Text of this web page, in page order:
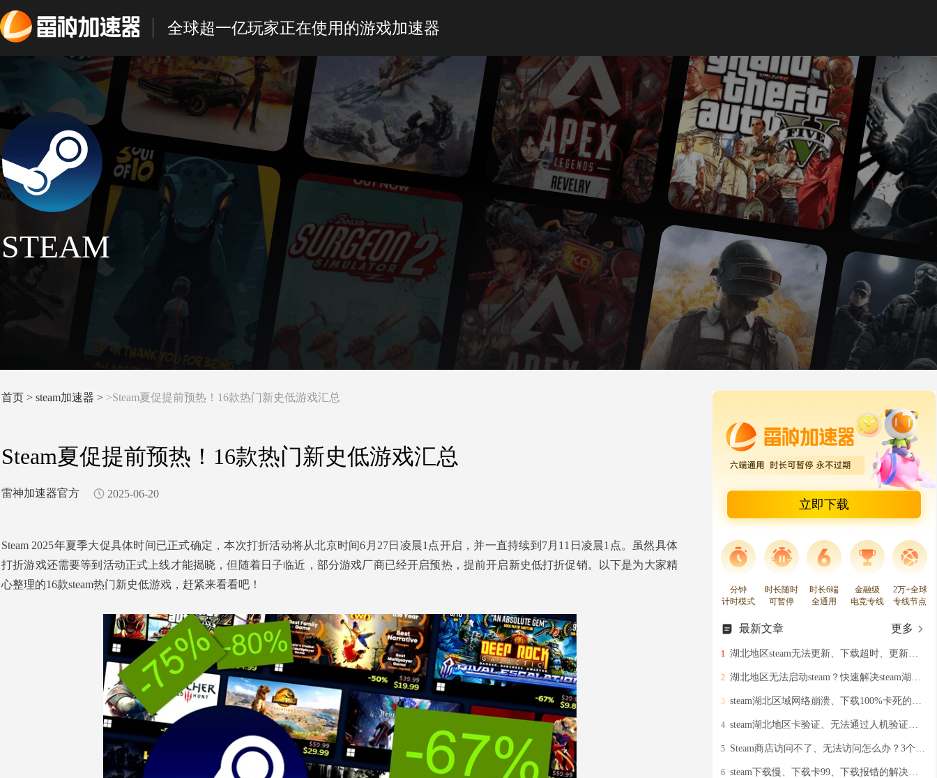
全球超一亿玩家正在使用的游戏加速器
STEAM
首页 > steam加速器 > >Steam夏促提前预热！16款热门新史低游戏汇总
Steam夏促提前预热！16款热门新史低游戏汇总
雷神加速器官方 2025-06-20
Steam 2025年夏季大促具体时间已正式确定，本次打折活动将从北京时间6月27日凌晨1点开启，并一直持续到7月11日凌晨1点。虽然具体
打折游戏还需要等到活动正式上线才能揭晓，但随着日子临近，部分游戏厂商已经开启预热，提前开启新史低打折促销。以下是为大家精
心整理的16款steam热门新史低游戏，赶紧来看看吧！
立即下载
分钟
计时模式
时长随时
可暂停
时长6端
全通用
金融级
电竞专线
2万+全球
专线节点
最新文章 更多
1 湖北地区steam无法更新、下载超时、更新不了的解决办法分享
2 湖北地区无法启动steam？快速解决steam湖北地区启动异常办法分享
3 steam湖北区域网络崩溃、下载100%卡死的解决办法分享
4 steam湖北地区卡验证、无法通过人机验证的解决办法分享
5 Steam商店访问不了、无法访问怎么办？3个实用解决方法助你畅玩
6 steam下载慢、下载卡99、下载报错的解决办法